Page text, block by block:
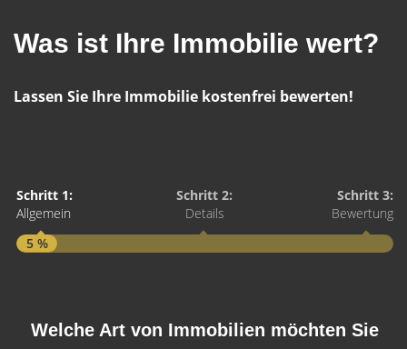
Was ist Ihre Immobilie wert?
Lassen Sie Ihre Immobilie kostenfrei bewerten!
Schritt 1:
Allgemein
Schritt 2:
Details
Schritt 3:
Bewertung
5 %
Welche Art von Immobilien möchten Sie